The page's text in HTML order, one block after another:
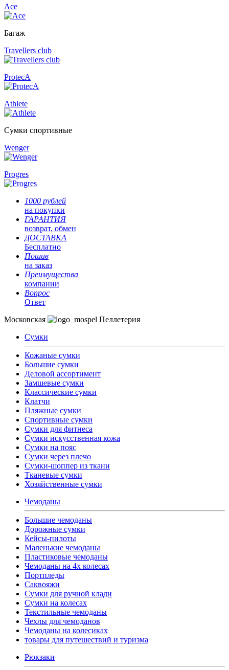
Ace
Багаж
Travellers club
ProtecA
Athlete
Сумки спортивные
Wenger
Progres
1000 рублей
на покупки
ГАРАНТИЯ
возврат, обмен
ДОСТАВКА
Бесплатно
Пошив
на заказ
Преимущества
компании
Вопрос
Ответ
Московская
Пеллетерия
Сумки
Кожаные сумки
Большие сумки
Деловой ассортимент
Замшевые сумки
Классические сумки
Клатчи
Пляжные сумки
Спортивные сумки
Сумки для фитнеса
Сумки искусственная кожа
Сумки на пояс
Сумки через плечо
Сумки-шоппер из ткани
Тканевые сумки
Хозяйственные сумки
Чемоданы
Большие чемоданы
Дорожные сумки
Кейсы-пилоты
Маленькие чемоданы
Пластиковые чемоданы
Чемоданы на 4х колесах
Портпледы
Саквояжи
Сумки для ручной клади
Сумки на колесах
Текстильные чемоданы
Чехлы для чемоданов
Чемоданы на колесиках
товары для путешествий и туризма
Рюкзаки